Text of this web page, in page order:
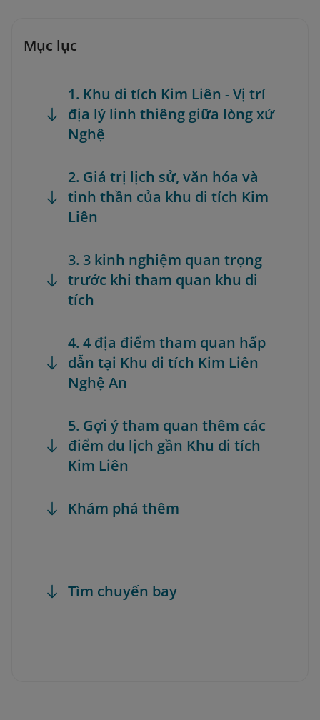
Mục lục
1. Khu di tích Kim Liên - Vị trí
địa lý linh thiêng giữa lòng xứ
Nghệ
2. Giá trị lịch sử, văn hóa và
tinh thần của khu di tích Kim
Liên
3. 3 kinh nghiệm quan trọng
trước khi tham quan khu di
tích
4. 4 địa điểm tham quan hấp
dẫn tại Khu di tích Kim Liên
Nghệ An
5. Gợi ý tham quan thêm các
điểm du lịch gần Khu di tích
Kim Liên
Khám phá thêm
Tìm chuyến bay